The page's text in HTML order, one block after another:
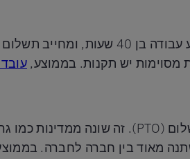
מסוימות יש תקנות. בממוצע,